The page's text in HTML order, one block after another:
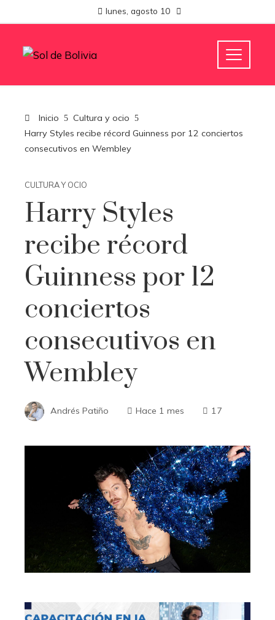
lunes, agosto 10
Inicio
Cultura y ocio
Harry Styles recibe récord Guinness por 12 conciertos
consecutivos en Wembley
CULTURA Y OCIO
Harry Styles
recibe récord
Guinness por 12
conciertos
consecutivos en
Wembley
Andrés Patiño Hace 1 mes 17